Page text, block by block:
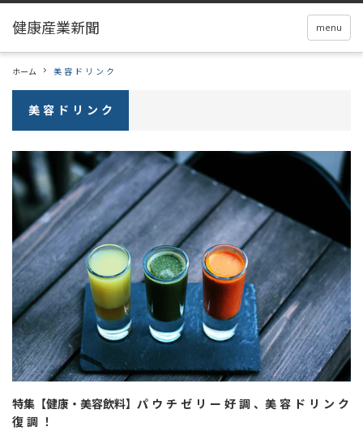
menu
ホーム 美 容 ド リ ン ク
美 容 ド リ ン ク
特集【健康・美容飲料】パ ウ チ ゼ リ ー 好 調 、美 容 ド リ ン ク
復 調 ！